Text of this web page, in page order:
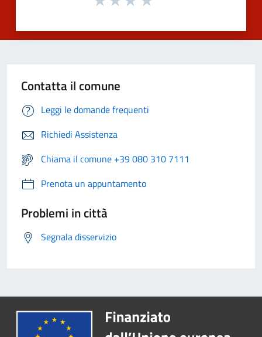
Contatta il comune
Leggi le domande frequenti
Richiedi Assistenza
Chiama il comune +39 080 310 7111
Prenota un appuntamento
Problemi in città
Segnala disservizio